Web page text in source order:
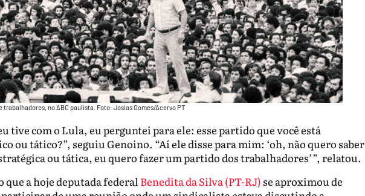
trabalhadores, no ABC paulista. Foto: Josias Gomes/Acervo PT
tive com o Lula, eu perguntei para ele: esse partido que você está
ou tático?”, seguiu Genoino. “Aí ele disse para mim: ‘oh, não quero saber
ou tática, eu quero fazer um partido dos trabalhadores’”, relatou.
que a hoje deputada federalBenedita da Silva (PT-RJ) se aproximou de